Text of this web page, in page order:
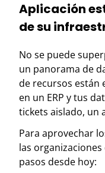
Aplicación
de su
No se puede
un panorama de
de recursos están
en un ERP y tus
tickets aislado, un
Para aprovechar
las
pasos desde hoy: